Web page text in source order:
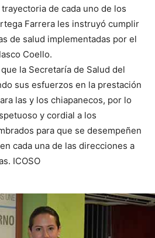
de cada uno de los
Farrera les instruyó cumplir
de salud implementadas por el
Coello.
la Secretaría de Salud del
sus esfuerzos en la prestación
las y los chiapanecos, por lo
y cordial a los
para que se desempeñen
cada una de las direcciones a
ICOSO